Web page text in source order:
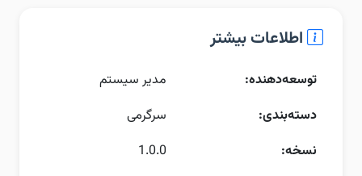
اطلاعات بیشتر
توسعه‌دهنده:
مدیر سیستم
دسته‌بندی:
سرگرمی
نسخه:
1.0.0